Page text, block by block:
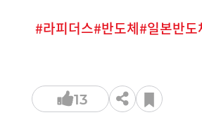
13
라피더스 반도체 일본반도